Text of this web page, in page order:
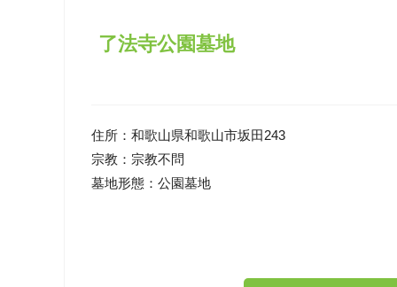
了法寺公園墓地
住所： 和歌山県和歌山市坂田243
宗教： 宗教不問
墓地形態： 公園墓地